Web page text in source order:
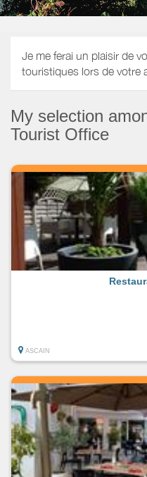
Je me ferai un plaisir de
touristiques lors de votre
My selection
Tourist Office
ASCAIN